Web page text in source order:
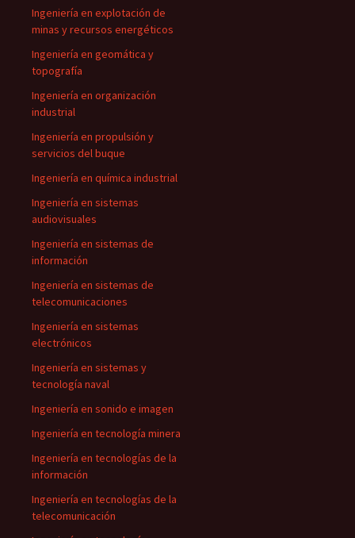
Ingeniería en explotación de
minas y recursos energéticos
Ingeniería en geomática y
topografía
Ingeniería en organización
industrial
Ingeniería en propulsión y
servicios del buque
Ingeniería en química industrial
Ingeniería en sistemas
audiovisuales
Ingeniería en sistemas de
información
Ingeniería en sistemas de
telecomunicaciones
Ingeniería en sistemas
electrónicos
Ingeniería en sistemas y
tecnología naval
Ingeniería en sonido e imagen
Ingeniería en tecnología minera
Ingeniería en tecnologías de la
información
Ingeniería en tecnologías de la
telecomunicación